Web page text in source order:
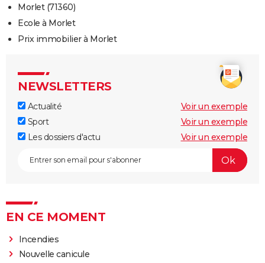
Morlet (71360)
Ecole à Morlet
Prix immobilier à Morlet
NEWSLETTERS
Actualité
Voir un exemple
Sport
Voir un exemple
Les dossiers d'actu
Voir un exemple
EN CE MOMENT
Incendies
Nouvelle canicule